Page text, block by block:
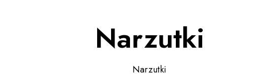
Narzutki
Narzutki